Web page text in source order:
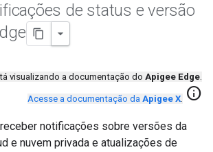
de status e versão
visualizando a documentação do Apigee Edge.
Acesse a documentação da Apigee X. info
notificações sobre versões da
e nuvem privada e atualizações de